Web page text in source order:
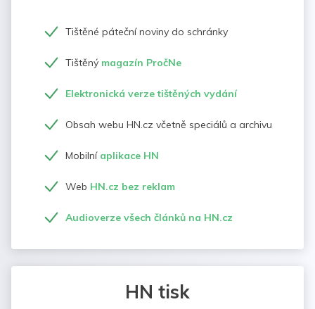
Tištěné páteční noviny do schránky
Tištěný magazín PročNe
Elektronická verze tištěných vydání
Obsah webu HN.cz včetně speciálů a archivu
Mobilní aplikace HN
Web HN.cz bez reklam
Audioverze všech článků na HN.cz
HN tisk